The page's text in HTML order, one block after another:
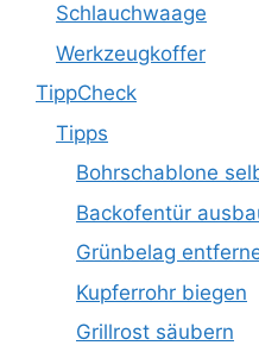
Schlauchwaage
Werkzeugkoffer
TippCheck
Tipps
Bohrschablone
Backofentür
Grünbelag
Kupferrohr biegen
Grillrost säubern